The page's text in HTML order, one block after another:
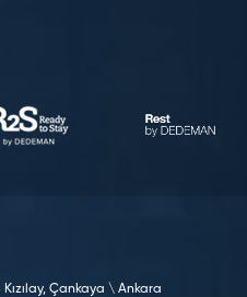
Çankaya \ Ankara